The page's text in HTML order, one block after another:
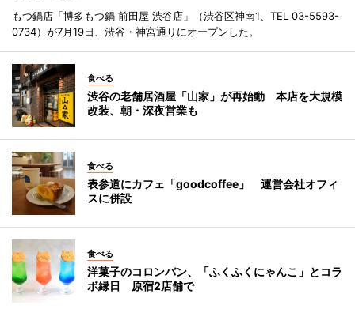
もつ鍋店「博多もつ鍋 前田屋 渋谷店」（渋谷区神南1、TEL 03-5593-
0734）が7月19日、渋谷・神宮通りにオープンした。
食べる
渋谷の老舗居酒屋「山家」が再始動 本店を大規模
改装、朝・深夜営業も
食べる
表参道にカフェ「goodcoffee」 運営会社オフィ
スに併設
食べる
洋菓子のコロンバン、「ふくふくにゃんこ」とコラ
ボ縁日 原宿2店舗で